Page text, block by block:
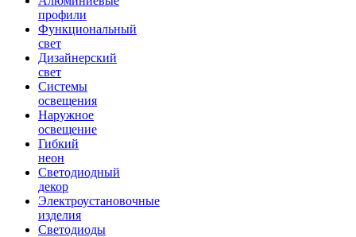
профили
Функциональный
свет
Дизайнерский
свет
Системы
освещения
Наружное
освещение
Гибкий
неон
Светодиодный
декор
Электроустановочные
изделия
Светодиоды